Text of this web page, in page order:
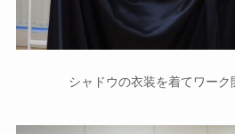
シャドウの衣装を着てワーク